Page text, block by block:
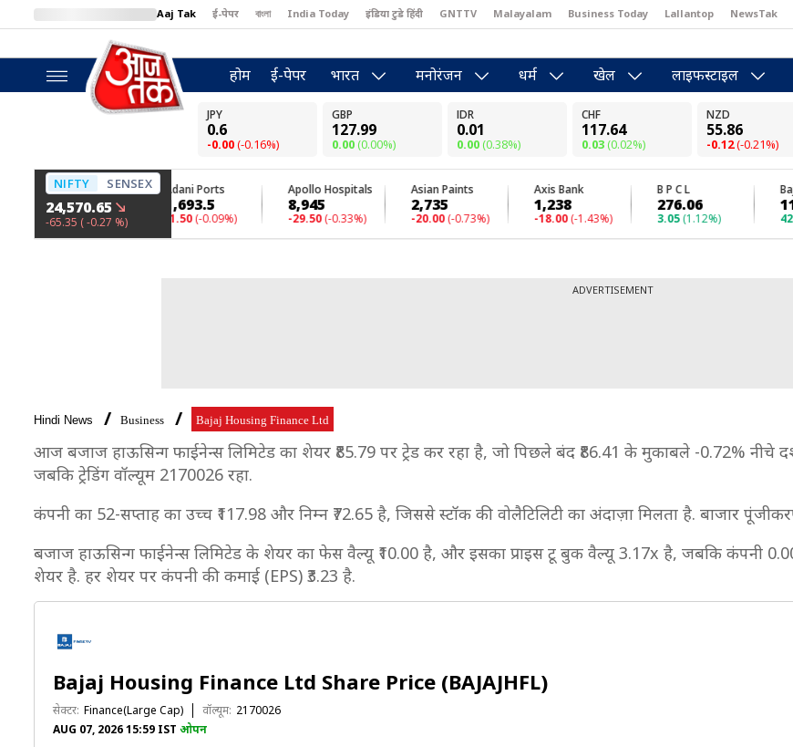
Aaj Tak ई-पेपर বাংলা India Today इंडिया टुडे हिंदी GNTTV Malayalam Business Today Lallantop NewsTak
BT Bazaar
होम ई-पेपर भारत मनोरंजन धर्म खेल लाइफस्टाइल
ADVERTISEMENT
Hindi News Business Bajaj Housing Finance Ltd
आज बजाज हाऊसिन्ग फाईनेन्स लिमिटेड का शेयर ₹85.79 पर ट्रेड कर रहा है, जो पिछले बंद ₹86.41 के मुकाबले -0.72% नीचे
जबकि ट्रेडिंग वॉल्यूम 2170026 रहा.
कंपनी का 52-सप्ताह का उच्च ₹117.98 और निम्न ₹72.65 है, जिससे स्टॉक की वोलैटिलिटी का अंदाज़ा मिलता है. बाजार
बजाज हाऊसिन्ग फाईनेन्स लिमिटेड के शेयर का फेस वैल्यू ₹10.00 है, और इसका प्राइस टू बुक वैल्यू 3.17x है, जबकि कंपनी
शेयर है. हर शेयर पर कंपनी की कमाई (EPS) ₹3.23 है.
Bajaj Housing Finance Ltd Share Price (BAJAJHFL)
सेक्टर: Finance(Large Cap) वॉल्यूम: 2170026
AUG 07, 2026 15:59 IST ओपन